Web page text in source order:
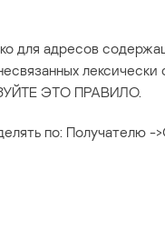
для адресов
ЭТО ПРАВИЛО.
по: Получателю -